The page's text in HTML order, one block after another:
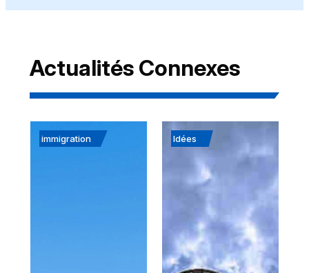
Actualités Connexes
immigration Idées